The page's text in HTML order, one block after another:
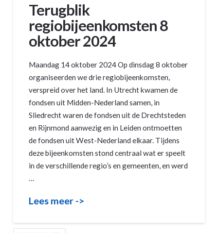
Terugblik
regiobijeenkomsten 8
oktober 2024
Maandag 14 oktober 2024 Op dinsdag 8 oktober
organiseerden we drie regiobijeenkomsten,
verspreid over het land. In Utrecht kwamen de
fondsen uit Midden-Nederland samen, in
Sliedrecht waren de fondsen uit de Drechtsteden
en Rijnmond aanwezig en in Leiden ontmoetten
de fondsen uit West-Nederland elkaar. Tijdens
deze bijeenkomsten stond centraal wat er speelt
in de verschillende regio’s en gemeenten, en werd
…
Lees meer ->